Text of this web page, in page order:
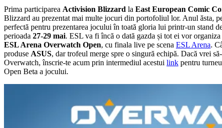
Prima participarea Activision Blizzard la East European Comic
Blizzard au prezentat mai multe jocuri din portofoliul lor. Anul ăsta,
perfectă pentru prezentarea jocului în toată gloria lui printr-un stand
perioada 27-29 mai. ESL va fi încă o dată gazda și tot ei vor
ESL Arena Overwatch Open, cu finala live pe scena ESL Arena.
produse ASUS, dar trofeul merge spre o singură echipă. Dacă vrei
Overwatch, înscrie-te acum prin intermediul acestui link pentru
Open Beta a jocului.